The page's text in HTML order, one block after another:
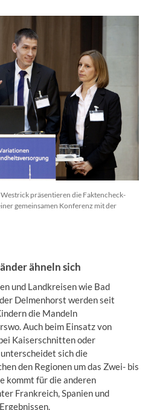
präsentieren die Faktencheck-
gemeinsamen Konferenz mit der
ähneln sich
und Landkreisen wie Bad
Delmenhorst werden seit
die Mandeln
Auch beim Einsatz von
Kaiserschnitten oder
sich die
den Regionen um das Zwei- bis
kommt für die anderen
Frankreich, Spanien und